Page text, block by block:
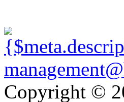
Copyright ©